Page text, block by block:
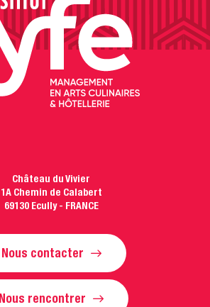
Château du Vivier
1A Chemin de Calabert
69130 Ecully - FRANCE
Nous contacter
Nous rencontrer